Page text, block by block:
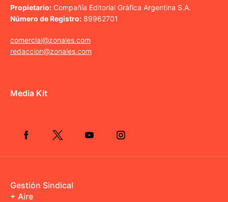
Propietario: Compañía Editorial Gráfica Argentina S.A.
Número de Registro: 89962701
comercial@zonales.com
redaccion@zonales.com
Media Kit
Gestión Sindical
+ Aire